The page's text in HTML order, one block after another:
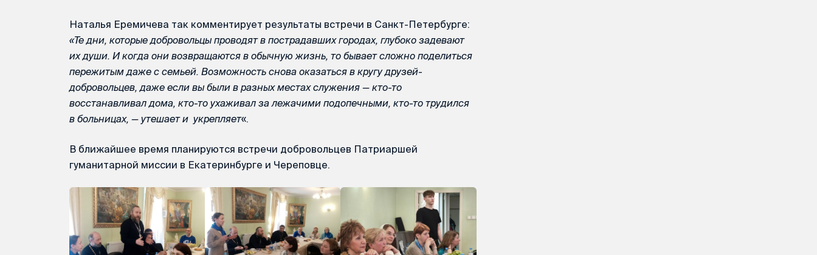
Наталья Еремичева так комментирует результаты встречи в Санкт-Петербурге:
«Те дни, которые добровольцы проводят в пострадавших городах, глубоко задевают
их души. И когда они возвращаются в обычную жизнь, то бывает сложно поделиться
пережитым даже с семьей. Возможность снова оказаться в кругу друзей-
добровольцев, даже если вы были в разных местах служения — кто-то
восстанавливал дома, кто-то ухаживал за лежачими подопечными, кто-то трудился
в больницах, — утешает и укрепляет«.
В ближайшее время планируются встречи добровольцев Патриаршей
гуманитарной миссии в Екатеринбурге и Череповце.